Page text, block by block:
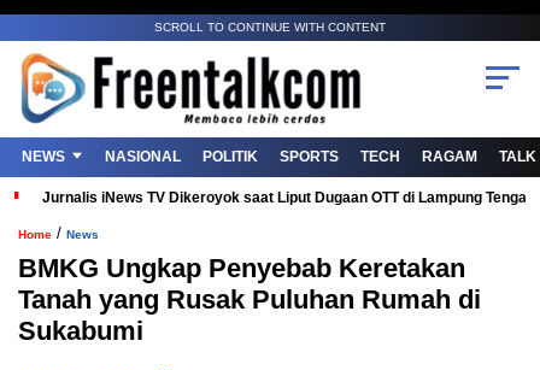
SCROLL TO CONTINUE WITH CONTENT
NEWS NASIONAL POLITIK SPORTS TECH RAGAM TALK
Jurnalis iNews TV Dikeroyok saat Liput Dugaan OTT di Lampung
Home / News
BMKG Ungkap Penyebab Keretakan
Tanah yang Rusak Puluhan Rumah di
Sukabumi